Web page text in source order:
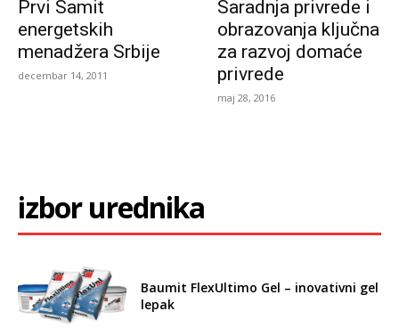
Prvi Samit
energetskih
menadžera Srbije
decembar 14, 2011
Saradnja privrede i
obrazovanja ključna
za razvoj domaće
privrede
maj 28, 2016
izbor urednika
Baumit FlexUltimo Gel – inovativni gel
lepak